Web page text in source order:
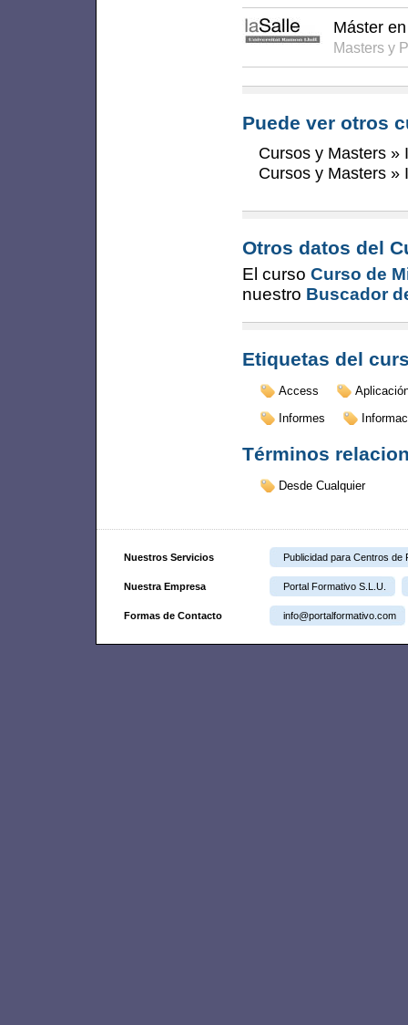
Máster
Masters y
Puede ver otros
Cursos y Masters »
Cursos y Masters »
Otros datos del
El cursoCurso de
nuestro Buscador
Etiquetas del
Access
Informes
Términos
Desde Cualquier
Nuestros Servicios Publicidad para Centros de
Nuestra Empresa Portal Formativo S.L.U.
Formas de Contacto info@portalformativo.com